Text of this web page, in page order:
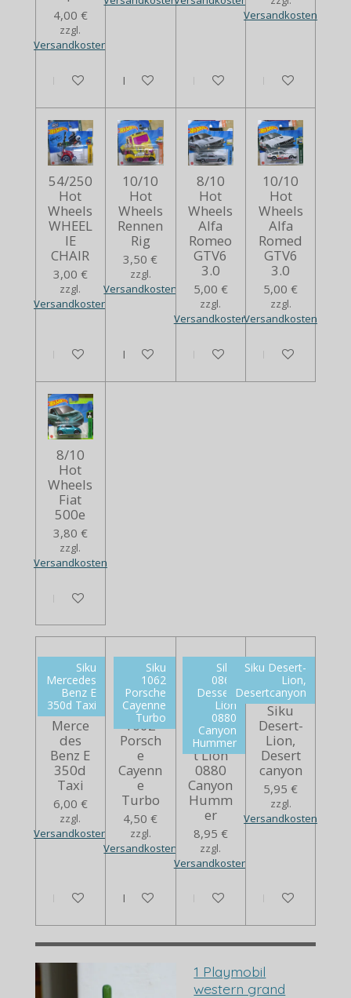
4,00 €
zzgl.
Versandkosten
In den WarenkorbBei Verfügbarkeit benachrichtigen
In den Warenkorb
Versandkosten
In den
54/250
Hot
Wheels
WHEEL
IE
CHAIR
3,00 €
zzgl.
Versandkosten
In den Warenkorb
10/10
Hot
Wheels
Rennen
Rig
3,50 €
zzgl.
Versandkosten
In den Warenkorb
8/10
Hot
Wheels
Alfa
Romeo
GTV6
3.0
5,00 €
zzgl.
Versandkosten
In den Warenkorb
10/10
Hot
Wheels
Alfa
Romed
GTV6
3.0
5,00 €
zzgl.
Versandkosten
In den
8/10
Hot
Wheels
Fiat
500e
3,80 €
zzgl.
Versandkosten
In den Warenkorb
Siku
Mercedes
Benz E
350d Taxi
Siku
Merce
des
Benz E
350d
Taxi
6,00 €
zzgl.
Versandkosten
In den Warenkorb
Siku
1062
Porsche
Cayenne
Turbo
Siku
1062
Porsch
e
Cayenn
e
Turbo
4,50 €
zzgl.
Versandkosten
In den Warenkorb
Siku
0869
Dessert
Lion
0880
Canyon
Hummer
Siku
0869
Desser
t Lion
0880
Canyon
Humm
er
8,95 €
zzgl.
Versandkosten
Bei Verfügbarkeit
Siku Desert-
Lion,
Desertcanyon
Siku
Desert-
Lion,
Desert
canyon
5,95 €
zzgl.
Versandkosten
Bei
1 Playmobil
western grand